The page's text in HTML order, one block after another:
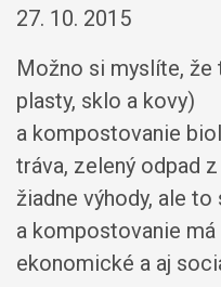
27. 10. 2015
Možno si myslíte, že
plasty, sklo a kovy)
a kompostovanie
tráva, zelený odpad
žiadne výhody, ale
a kompostovanie
ekonomické a aj